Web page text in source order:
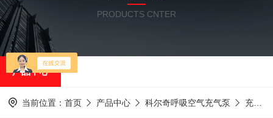
PRODUCTS CNTER
产品中心
当前位置： 首页 产品中心 科尔奇呼吸空气充气泵 充填泵